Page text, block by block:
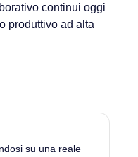
continui oggi
produttivo ad alta
su una reale